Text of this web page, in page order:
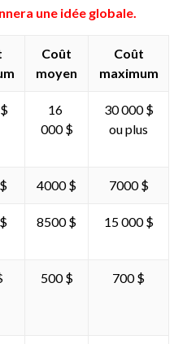
une idée globale.
Coût
moyen
Coût
maximum
16
000 $
30 000 $
ou plus
4000 $ 7000 $
8500 $ 15 000 $
500 $ 700 $